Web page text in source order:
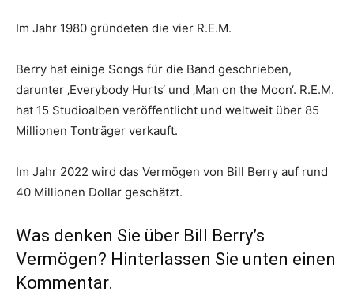
Im Jahr 1980 gründeten die vier R.E.M.
Berry hat einige Songs für die Band geschrieben,
darunter ‚Everybody Hurts‘ und ‚Man on the Moon‘. R.E.M.
hat 15 Studioalben veröffentlicht und weltweit über 85
Millionen Tonträger verkauft.
Im Jahr 2022 wird das Vermögen von Bill Berry auf rund
40 Millionen Dollar geschätzt.
Was denken Sie über Bill Berry’s
Vermögen? Hinterlassen Sie unten einen
Kommentar.